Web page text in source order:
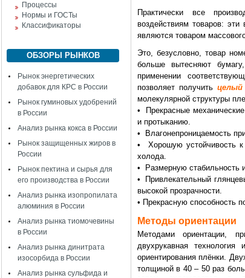
Процессы
Нормы и ГОСТы
Классификаторы
ОБЗОРЫ РЫНКОВ
Рынок энергетических
добавок для КРС в России
Рынок гуминовых удобрений
в России
Анализ рынка кокса в России
Рынок защищенных жиров в
России
Рынок пектина и сырья для
его производства в России
Анализ рынка изопропилата
алюминия в России
Анализ рынка тиомочевины
в России
Анализ рынка динитрата
изосорбида в России
Анализ рынка сульфида и
Практически все
воздействиям товаров: эти
являются товаром
Это, безусловно, товар
больше вытесняют
применении
позволяет получить
молекулярной структуры
• Прекрасные
и протыканию.
• Влагонепроницаемость
• Хорошую устойчивость
холода.
• Размерную стабильность
• Привлекательный
высокой прозрачности.
• Прекрасную способность
Методы ориентации
Методами ориентации,
двухрукавная
ориентирования плёнки.
толщиной в 40 – 50 раз